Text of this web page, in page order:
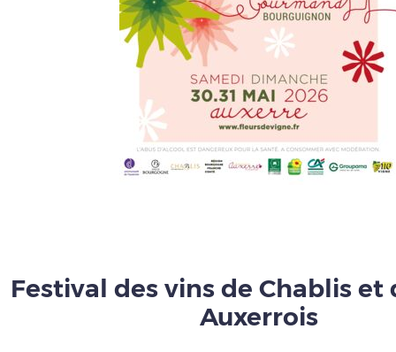
Festival des vins de Chablis et
Auxerrois